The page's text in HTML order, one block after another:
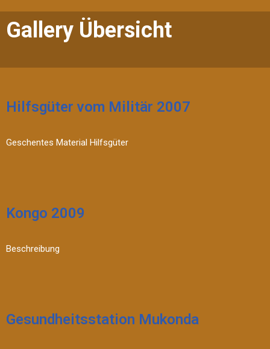
Gallery Übersicht
Hilfsgüter vom Militär 2007
Geschentes Material Hilfsgüter
Kongo 2009
Beschreibung
Gesundheitsstation Mukonda